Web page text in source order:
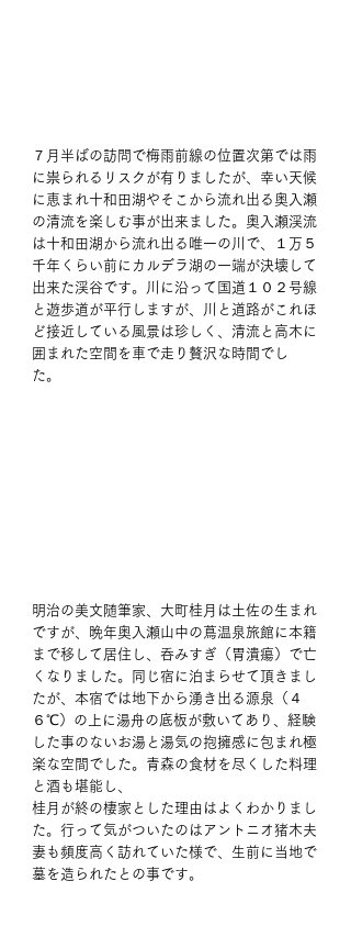
７月半ばの訪問で梅雨前線の位置次第では雨
に祟られるリスクが有りましたが、幸い天候
に恵まれ十和田湖やそこから流れ出る奥入瀬
の清流を楽しむ事が出来ました。奥入瀬渓流
は十和田湖から流れ出る唯一の川で、１万５
千年くらい前にカルデラ湖の一端が決壊して
出来た渓谷です。川に沿って国道１０２号線
と遊歩道が平行しますが、川と道路がこれほ
ど接近している風景は珍しく、清流と高木に
囲まれた空間を車で走り贅沢な時間でし
た。
明治の美文随筆家、大町桂月は土佐の生まれ
ですが、晩年奥入瀬山中の蔦温泉旅館に本籍
まで移して居住し、呑みすぎ（胃潰瘍）で亡
くなりました。同じ宿に泊まらせて頂きまし
たが、本宿では地下から湧き出る源泉（４
６℃）の上に湯舟の底板が敷いてあり、経験
した事のないお湯と湯気の抱擁感に包まれ極
楽な空間でした。青森の食材を尽くした料理
と酒も堪能し、
桂月が終の棲家とした理由はよくわかりまし
た。行って気がついたのはアントニオ猪木夫
妻も頻度高く訪れていた様で、生前に当地で
墓を造られたとの事です。